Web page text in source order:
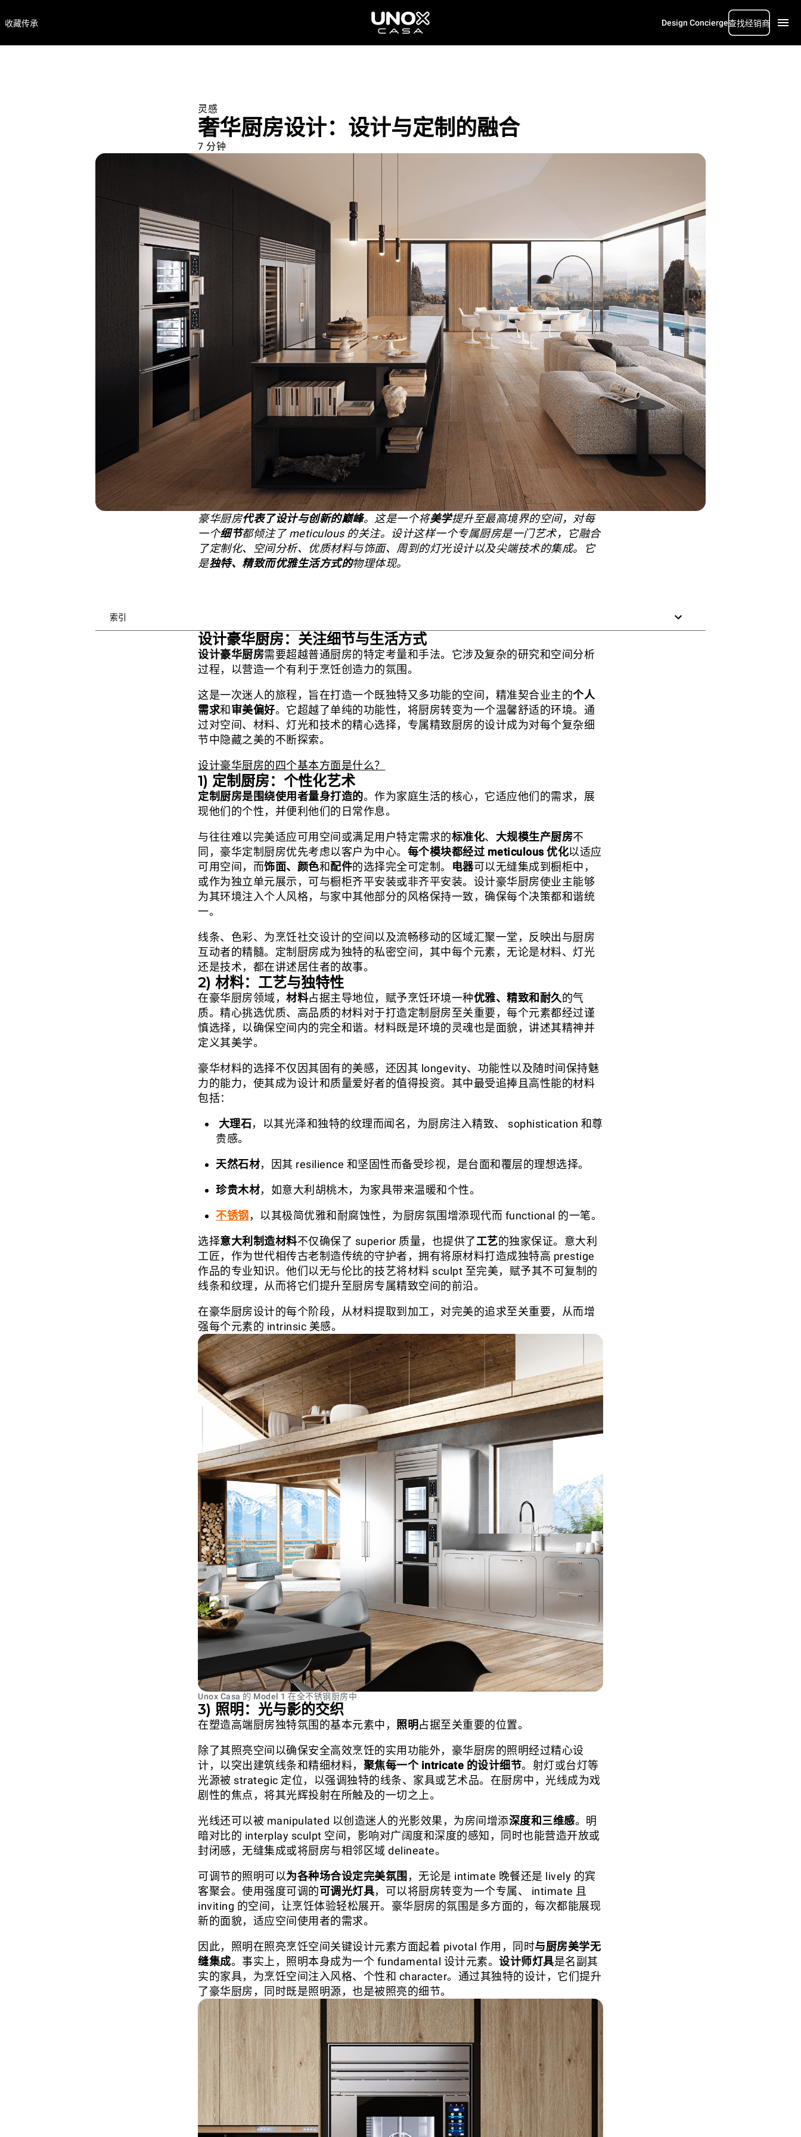
收藏传承 Design Concierge查找经销商
灵感
奢华厨房设计：设计与定制的融合
7 分钟
豪华厨房代表了设计与创新的巅峰。这是一个将美学提升至最高境界的空间，对每
一个细节都倾注了 meticulous 的关注。设计这样一个专属厨房是一门艺术，它融合
了定制化、空间分析、优质材料与饰面、周到的灯光设计以及尖端技术的集成。它
是独特、精致而优雅生活方式的物理体现。
索引
设计豪华厨房：关注细节与生活方式
设计豪华厨房需要超越普通厨房的特定考量和手法。它涉及复杂的研究和空间分析
过程，以营造一个有利于烹饪创造力的氛围。
这是一次迷人的旅程，旨在打造一个既独特又多功能的空间，精准契合业主的个人
需求和 审美偏好。它超越了单纯的功能性，将厨房转变为一个温馨舒适的环境。通
过对空间、材料、灯光和技术的精心选择，专属精致厨房的设计成为对每个复杂细
节中隐藏之美的不断探索。
设计豪华厨房的四个基本方面是什么？
1) 定制厨房：个性化艺术
定制厨房是围绕使用者量身打造的。作为家庭生活的核心，它适应他们的需求，展
现他们的个性，并便利他们的日常作息。
与往往难以完美适应可用空间或满足用户特定需求的标准化、 大规模生产厨房不
同，豪华定制厨房优先考虑以客户为中心。 每个模块都经过 meticulous 优化以适应
可用空间，而饰面、颜色和配件的选择完全可定制。 电器可以无缝集成到橱柜中，
或作为独立单元展示，可与橱柜齐平安装或非齐平安装。设计豪华厨房使业主能够
为其环境注入个人风格，与家中其他部分的风格保持一致，确保每个决策都和谐统
一。
线条、色彩、为烹饪社交设计的空间以及流畅移动的区域汇聚一堂，反映出与厨房
互动者的精髓。定制厨房成为独特的私密空间，其中每个元素，无论是材料、灯光
还是技术，都在讲述居住者的故事。
2) 材料：工艺与独特性
在豪华厨房领域， 材料占据主导地位，赋予烹饪环境一种优雅、精致和耐久的气
质。精心挑选优质、高品质的材料对于打造定制厨房至关重要，每个元素都经过谨
慎选择，以确保空间内的完全和谐。材料既是环境的灵魂也是面貌，讲述其精神并
定义其美学。
豪华材料的选择不仅因其固有的美感，还因其 longevity、功能性以及随时间保持魅
力的能力，使其成为设计和质量爱好者的值得投资。其中最受追捧且高性能的材料
包括：
大理石，以其光泽和独特的纹理而闻名，为厨房注入精致、 sophistication 和尊
贵感。
天然石材，因其 resilience 和坚固性而备受珍视，是台面和覆层的理想选择。
珍贵木材，如意大利胡桃木，为家具带来温暖和个性。
不锈钢 ，以其极简优雅和耐腐蚀性，为厨房氛围增添现代而 functional 的一笔。
选择意大利制造材料不仅确保了 superior 质量，也提供了工艺的独家保证。意大利
工匠，作为世代相传古老制造传统的守护者，拥有将原材料打造成独特高 prestige
作品的专业知识。他们以无与伦比的技艺将材料 sculpt 至完美，赋予其不可复制的
线条和纹理，从而将它们提升至厨房专属精致空间的前沿。
在豪华厨房设计的每个阶段，从材料提取到加工，对完美的追求至关重要，从而增
强每个元素的 intrinsic 美感。
Unox Casa 的 Model 1 在全不锈钢厨房中
3) 照明：光与影的交织
在塑造高端厨房独特氛围的基本元素中， 照明占据至关重要的位置。
除了其照亮空间以确保安全高效烹饪的实用功能外，豪华厨房的照明经过精心设
计，以突出建筑线条和精细材料， 聚焦每一个 intricate 的设计细节。射灯或台灯等
光源被 strategic 定位，以强调独特的线条、家具或艺术品。在厨房中，光线成为戏
剧性的焦点，将其光辉投射在所触及的一切之上。
光线还可以被 manipulated 以创造迷人的光影效果，为房间增添深度和三维感。明
暗对比的 interplay sculpt 空间，影响对广阔度和深度的感知，同时也能营造开放或
封闭感，无缝集成或将厨房与相邻区域 delineate。
可调节的照明可以为各种场合设定完美氛围 ，无论是 intimate 晚餐还是 lively 的宾
客聚会。使用强度可调的可调光灯具，可以将厨房转变为一个专属、 intimate 且
inviting 的空间，让烹饪体验轻松展开。豪华厨房的氛围是多方面的，每次都能展现
新的面貌，适应空间使用者的需求。
因此，照明在照亮烹饪空间关键设计元素方面起着 pivotal 作用，同时与厨房美学无
缝集成。事实上，照明本身成为一个 fundamental 设计元素。 设计师灯具是名副其
实的家具，为烹饪空间注入风格、个性和 character。通过其独特的设计，它们提升
了豪华厨房，同时既是照明源，也是被照亮的细节。